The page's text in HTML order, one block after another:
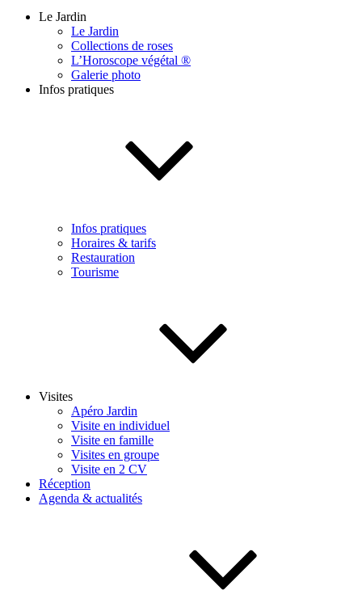
Le Jardin
Le Jardin
Collections de roses
L’Horoscope végétal ®
Galerie photo
Infos pratiques
Infos pratiques
Horaires & tarifs
Restauration
Tourisme
Visites
Apéro Jardin
Visite en individuel
Visite en famille
Visites en groupe
Visite en 2 CV
Réception
Agenda & actualités